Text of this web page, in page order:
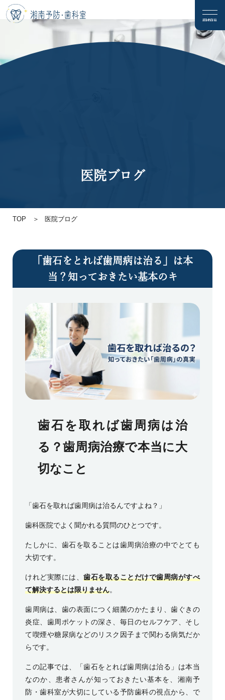
menu
医院ブログ
TOP 医院ブログ
「歯石をとれば歯周病は治る」は本
当？知っておきたい基本のキ
歯石を取れば歯周病は治
る？歯周病治療で本当に大
切なこと
「歯石を取れば歯周病は治るんですよね？」
歯科医院でよく聞かれる質問のひとつです。
たしかに、歯石を取ることは歯周病治療の中でとても
大切です。
けれど実際には、歯石を取ることだけで歯周病がすべ
て解決するとは限りません。
歯周病は、歯の表面につく細菌のかたまり、歯ぐきの
炎症、歯周ポケットの深さ、毎日のセルフケア、そし
て喫煙や糖尿病などのリスク因子まで関わる病気だか
らです。
この記事では、「歯石をとれば歯周病は治る」は本当
なのか、患者さんが知っておきたい基本を、 湘南予
防・歯科室が大切にしている予防歯科の視点から、で